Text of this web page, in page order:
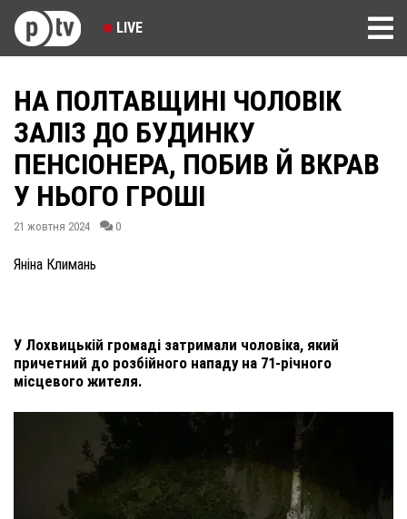
LIVE
НА ПОЛТАВЩИНІ ЧОЛОВІК
ЗАЛІЗ ДО БУДИНКУ
ПЕНСІОНЕРА, ПОБИВ Й ВКРАВ
У НЬОГО ГРОШІ
21 жовтня 2024 0
Яніна Климань
У Лохвицькій громаді затримали чоловіка, який
причетний до розбійного нападу на 71-річного
місцевого жителя.